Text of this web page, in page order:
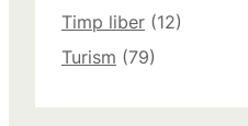
Timp liber (12)
Turism (79)